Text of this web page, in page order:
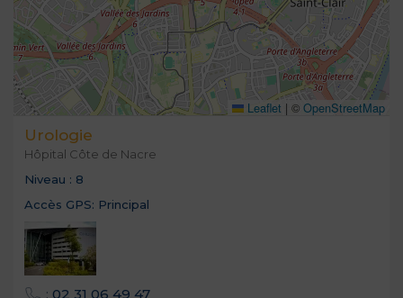
Leaflet | © OpenStreetMap
Urologie
Hôpital Côte de Nacre
Niveau : 8
Accès GPS: Principal
: 02 31 06 49 47